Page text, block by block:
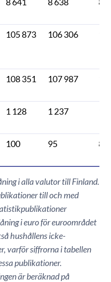
105 873 106 306
108 351 107 987
1 128 1 237
100 95 85
i alla valutor till Finland.
till och med
i euro för euroområdet
hushållens icke-
varför siffrorna i tabellen
publikationer.
är beräknad på